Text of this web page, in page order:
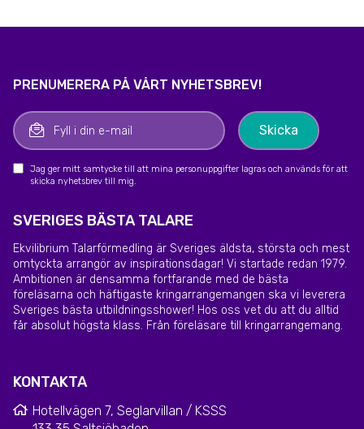
KONTAKTA
Hotellvägen 7, Seglarvillan / KSSS
SVERIGES BÄSTA TALARE
Ekvilibrium Talarförmedling är Sveriges äldsta, största och mest
omtyckta arrangör av inspirationsdagar! Vi startade redan 1979.
Ambitionen är densamma fortfarande med de bästa
föreläsarna och häftigaste kringarrangemangen ska vi leverera
Sveriges bästa utbildningsshower! Hos oss vet du att du alltid
får absolut högsta klass. Från föreläsare till kringarrangemang.
PRENUMERERA PÅ VÅRT NYHETSBREV!
Jag ger mitt samtycke till att mina personuppgifter lagras och används för att
skicka nyhetsbrev till mig.